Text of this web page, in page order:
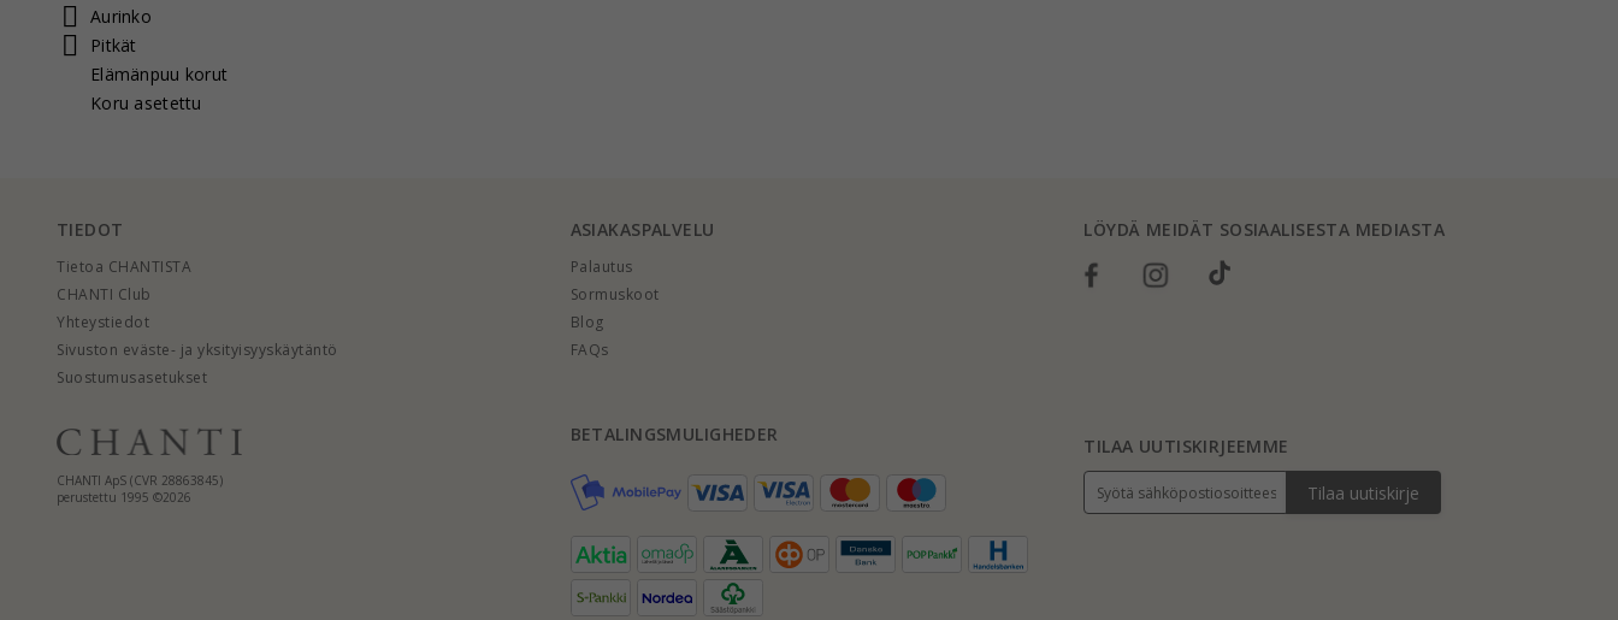
Aurinko
Pitkät
Elämänpuu korut
Koru asetettu
TIEDOT
Tietoa CHANTISTA
CHANTI Club
Yhteystiedot
Sivuston eväste- ja yksityisyyskäytäntö
Suostumusasetukset
ASIAKASPALVELU
Palautus
Sormuskoot
Blog
FAQs
LÖYDÄ MEIDÄT SOSIAALISESTA MEDIASTA
CHANTI ApS (CVR 28863845)
perustettu 1995 ©2026
BETALINGSMULIGHEDER
TILAA UUTISKIRJEEMME
Tilaa uutiskirje